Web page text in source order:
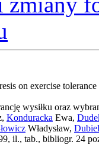
on exercise
wysiłku oraz
Konduracka Ewa,
Władysław, Dubiel
il., tab., bibliogr. 24